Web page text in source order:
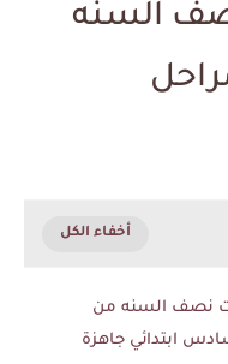
السنه
نصف السنه من
ابتدائي جاهزة